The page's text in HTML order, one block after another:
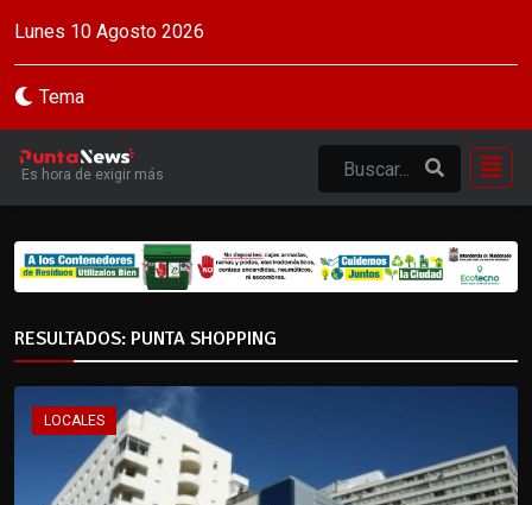
Lunes 10 Agosto 2026
Tema
Es hora de exigir más
RESULTADOS: PUNTA SHOPPING
LOCALES